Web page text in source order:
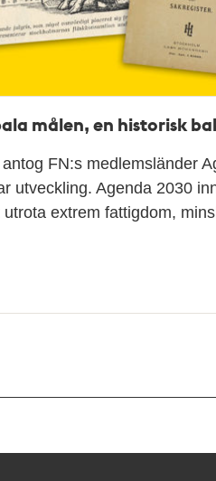
målen, en historisk
FN:s medlemsländer
utveckling. Agenda 2030
utrota extrem fattigdom,